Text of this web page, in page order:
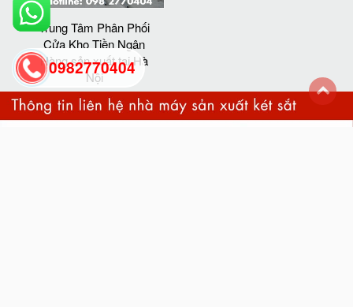
Trung Tâm Phân Phối
Cửa Kho Tiền Ngân
Hàng sản xuất tại Hà
Nội
0982770404
back